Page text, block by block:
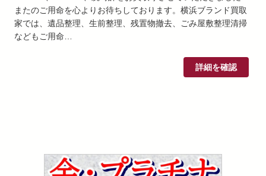
またのご用命を心よりお待ちしております。横浜ブランド買取
家では、遺品整理、生前整理、残置物撤去、ごみ屋敷整理清掃
などもご用命…
詳細を確認